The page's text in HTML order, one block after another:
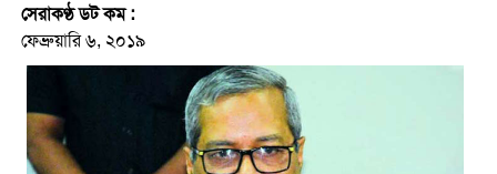
সেরাকণ্ঠ ডট কম :
ফেব্রুয়ারি ৬, ২০১৯